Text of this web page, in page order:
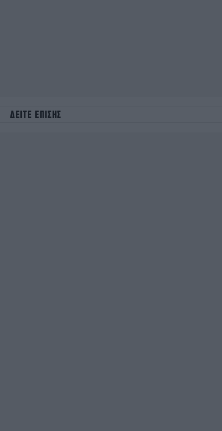
ΔΕΙΤΕ ΕΠΙΣΗΣ